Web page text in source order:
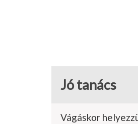
Jó tanács
Vágáskor